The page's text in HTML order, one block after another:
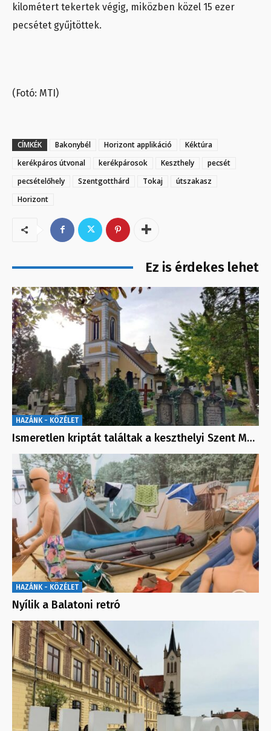
kilométert tekertek végig, miközben közel 15 ezer
pecsétet gyűjtöttek.
(Fotó: MTI)
CÍMKÉK Bakonybél Horizont applikáció
Kéktúra
kerékpáros útvonal
kerékpárosok Keszthely
pecsét
pecsételőhely
Szentgotthárd Tokaj
útszakasz
Horizont
Ez is érdekes lehet
HAZÁNK - KÖZÉLET
Ismeretlen kriptát találtak a keszthelyi Szent M…
HAZÁNK - KÖZÉLET
Nyílik a Balatoni retró